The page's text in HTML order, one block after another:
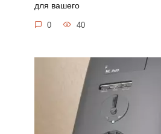
для вашего
0 40